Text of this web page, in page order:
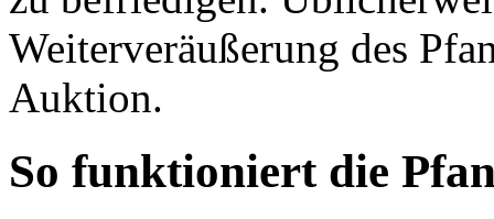
Weiterveräußerung des
Auktion.
So funktioniert die